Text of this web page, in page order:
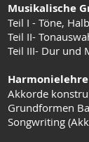
Musikalische
Teil I - Töne,
Teil II-
Teil III- Dur und
Harmonielehre
Akkorde
Grundformen
Songwriting